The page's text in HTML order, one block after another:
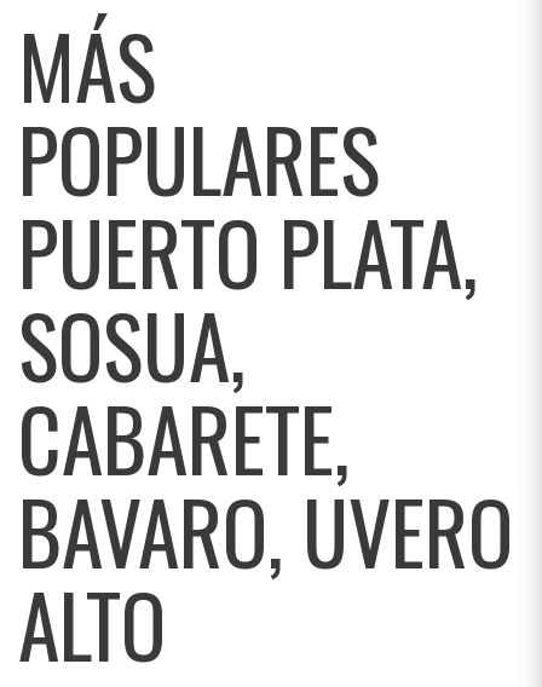
MÁS
POPULARES
PUERTO PLATA,
SOSUA,
CABARETE,
BAVARO, UVERO
ALTO